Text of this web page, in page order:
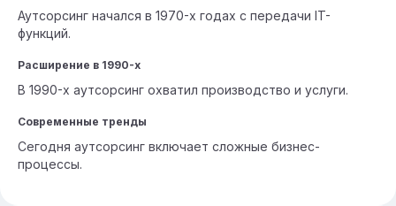
Аутсорсинг начался в 1970-х годах с передачи IT-
функций.
Расширение в 1990-х
В 1990-х аутсорсинг охватил производство и услуги.
Современные тренды
Сегодня аутсорсинг включает сложные бизнес-
процессы.